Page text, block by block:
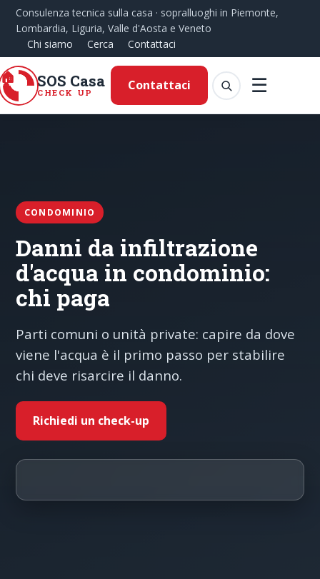
Consulenza tecnica sulla casa · sopralluoghi in Piemonte,
Lombardia, Liguria, Valle d'Aosta e Veneto
Chi siamo
Cerca Contattaci
SOS Casa
CHECK UP ☰
Contattaci
CONDOMINIO
Danni da infiltrazione
d'acqua in condominio:
chi paga
Parti comuni o unità private: capire da dove
viene l'acqua è il primo passo per stabilire
chi deve risarcire il danno.
Richiedi un check-up